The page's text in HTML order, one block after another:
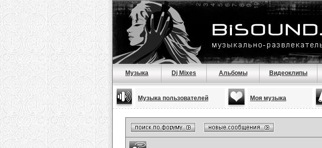
Музыка Dj Mixes Альбомы Видеоклипы
Музыка пользователей Моя музыка